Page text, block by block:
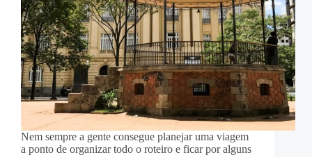
Nem sempre a gente consegue planejar uma viagem
a ponto de organizar todo o roteiro e ficar por alguns